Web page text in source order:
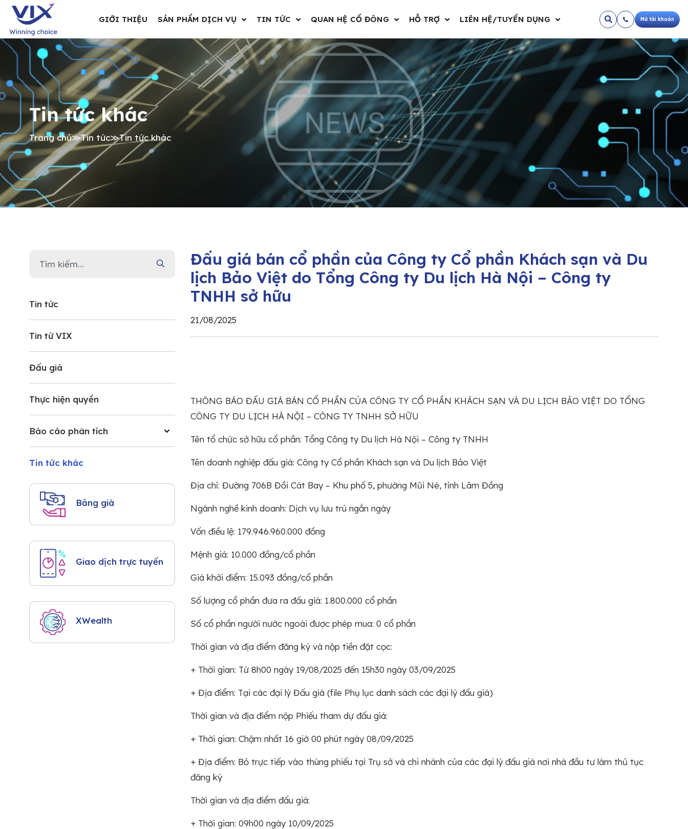
GIỚI THIỆU SẢN PHẨM DỊCH VỤ TIN TỨC QUAN HỆ CỔ ĐÔNG HỖ TRỢ LIÊN HỆ/TUYỂN DỤNG Mở tài khoản
Tin tức khác
Trang chủ≫Tin tức≫Tin tức khác
Tin tức
Tin từ VIX
Đấu giá
Thực hiện quyền
Báo cáo phân tích
Tin tức khác
Bảng giá
Giao dịch trực tuyến
XWealth
Đấu giá bán cổ phần của Công ty Cổ phần Khách sạn và Du
lịch Bảo Việt do Tổng Công ty Du lịch Hà Nội – Công ty
TNHH sở hữu
21/08/2025
THÔNG BÁO ĐẤU GIÁ BÁN CỔ PHẦN CỦA CÔNG TY CỔ PHẦN KHÁCH SẠN VÀ DU LỊCH BẢO VIỆT DO TỔNG
CÔNG TY DU LỊCH HÀ NỘI – CÔNG TY TNHH SỞ HỮU
Tên tổ chức sở hữu cổ phần: Tổng Công ty Du lịch Hà Nội – Công ty TNHH
Tên doanh nghiệp đấu giá: Công ty Cổ phần Khách sạn và Du lịch Bảo Việt
Địa chỉ: Đường 706B Đồi Cát Bay – Khu phố 5, phường Mũi Né, tỉnh Lâm Đồng
Ngành nghề kinh doanh: Dịch vụ lưu trú ngắn ngày
Vốn điều lệ: 179.946.960.000 đồng
Mệnh giá: 10.000 đồng/cổ phần
Giá khởi điểm: 15.093 đồng/cổ phần
Số lượng cổ phần đưa ra đấu giá: 1.800.000 cổ phần
Số cổ phần người nước ngoài được phép mua: 0 cổ phần
Thời gian và địa điểm đăng ký và nộp tiền đặt cọc:
+ Thời gian: Từ 8h00 ngày 19/08/2025 đến 15h30 ngày 03/09/2025
+ Địa điểm: Tại các đại lý Đấu giá (file Phụ lục danh sách các đại lý đấu giá)
Thời gian và địa điểm nộp Phiếu tham dự đấu giá:
+ Thời gian: Chậm nhất 16 giờ 00 phút ngày 08/09/2025
+ Địa điểm: Bỏ trực tiếp vào thùng phiếu tại Trụ sở và chi nhánh của các đại lý đấu giá nơi nhà đầu tư làm thủ tục
đăng ký
Thời gian và địa điểm đấu giá:
+ Thời gian: 09h00 ngày 10/09/2025